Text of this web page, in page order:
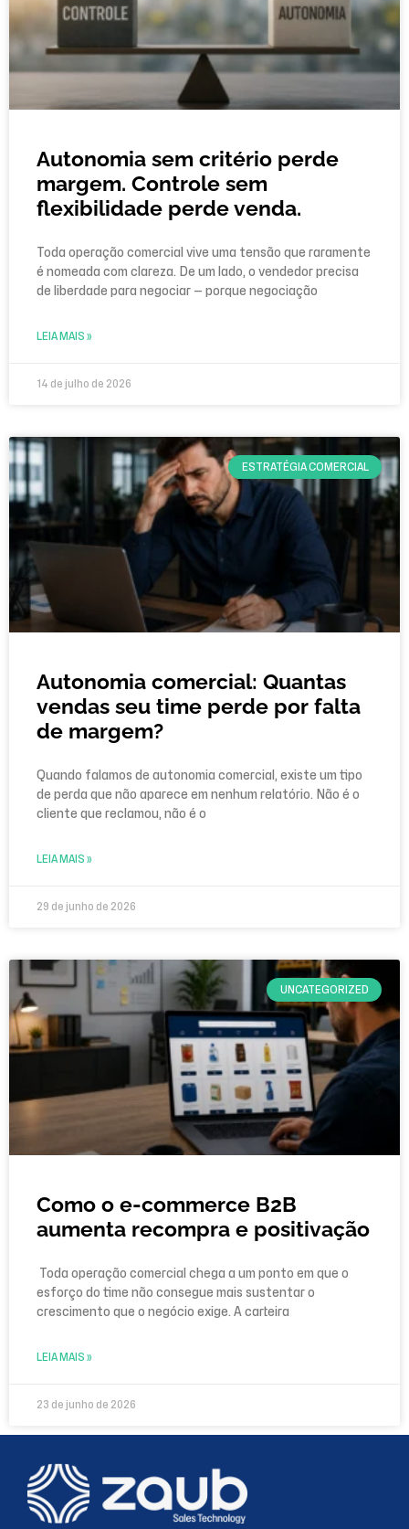
Autonomia sem critério perde
margem. Controle sem
flexibilidade perde venda.
Toda operação comercial vive uma tensão que raramente
é nomeada com clareza. De um lado, o vendedor precisa
de liberdade para negociar — porque negociação
LEIA MAIS »
14 de julho de 2026
ESTRATÉGIA COMERCIAL
Autonomia comercial: Quantas
vendas seu time perde por falta
de margem?
Quando falamos de autonomia comercial, existe um tipo
de perda que não aparece em nenhum relatório. Não é o
cliente que reclamou, não é o
LEIA MAIS »
29 de junho de 2026
UNCATEGORIZED
Como o e-commerce B2B
aumenta recompra e positivação
Toda operação comercial chega a um ponto em que o
esforço do time não consegue mais sustentar o
crescimento que o negócio exige. A carteira
LEIA MAIS »
23 de junho de 2026